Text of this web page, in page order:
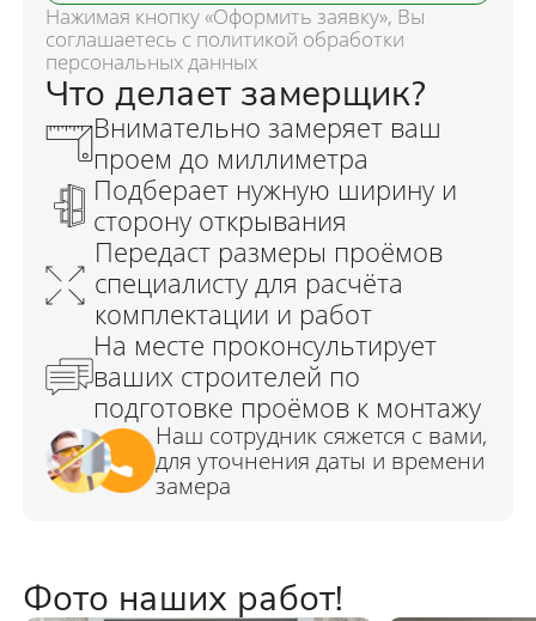
Нажимая кнопку «Оформить заявку», Вы
соглашаетесь с политикой обработки
персональных данных
Фото наших работ!